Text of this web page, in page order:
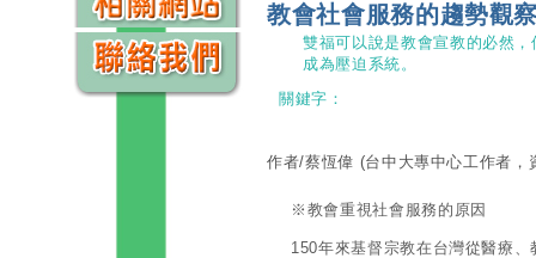
教會社會服務的趨勢觀
雙福可以說是教會宣教的必然
成為壓迫系統。
關鍵字：
作者/蔡恆偉 (台中大專中心工作者，
※教會重視社會服務的原因
150年來基督宗教在台灣從醫療